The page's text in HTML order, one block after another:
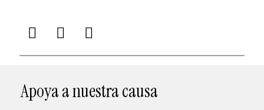
Apoya a nuestra causa